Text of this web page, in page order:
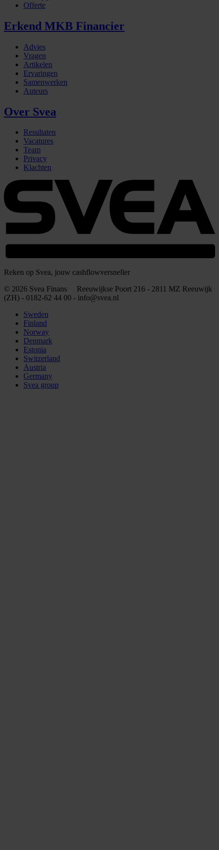
Offerte
Erkend MKB Financier
Advies
Vragen
Artikelen
Ervaringen
Samenwerken
Auteurs
Over Svea
Resultaten
Vacatures
Team
Privacy
Klachten
Reken op Svea, jouw cashflowversneller
© 2026 Svea Finans Reeuwijkse Poort 216 - 2811 MZ Reeuwijk
(ZH) - 0182-62 44 00 - info@svea.nl
Sweden
Finland
Norway
Denmark
Estonia
Switzerland
Austria
Germany
Svea group